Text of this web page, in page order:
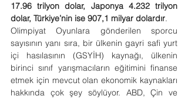
17.96 trilyon dolar, Japonya 4.232 trilyon
dolar, Türkiye’nin ise 907,1 milyar dolardır.
Olimpiyat Oyunlara gönderilen sporcu
sayısının yanı sıra, bir ülkenin gayri safi yurt
içi hasılasının (GSYİH) kaynağı, ülkenin
birinci sınıf yarışmacıların eğitimini finanse
etmek için mevcut olan ekonomik kaynakları
hakkında çok şey söylüyor. ABD, Çin ve